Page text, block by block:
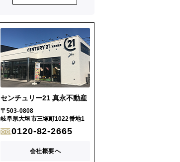
センチュリー21 真永不動産
〒503-0808
岐阜県大垣市三塚町1022番地1
0120-82-2665
会社概要へ